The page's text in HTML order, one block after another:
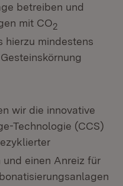
betreiben und
mit CO2
hierzu mindestens
wir die innovative
Technologie (CCS)
einen Anreiz für